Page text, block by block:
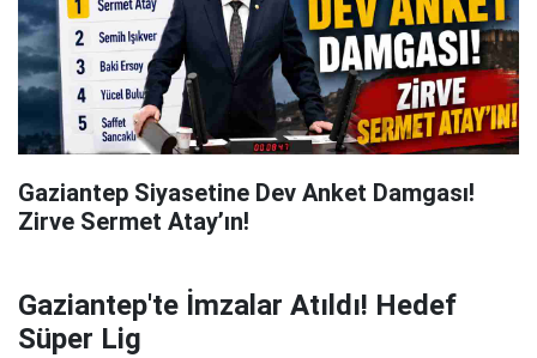
Gaziantep Siyasetine Dev Anket Damgası!
Zirve Sermet Atay’ın!
Gaziantep'te İmzalar Atıldı! Hedef
Süper Lig